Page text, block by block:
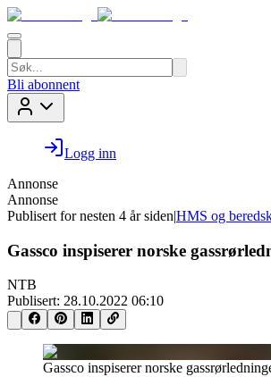
Bli abonnent
Logg inn
Annonse
Annonse
Publisert for nesten 4 år siden|HMS og
Gassco inspiserer norske
NTB
Publisert: 28.10.2022 06:10
Gassco inspiserer norske